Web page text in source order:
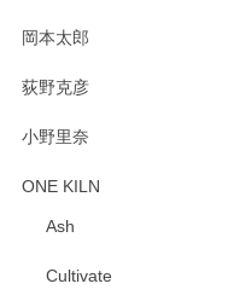
岡本太郎
荻野克彦
小野里奈
ONE KILN
Ash
Cultivate